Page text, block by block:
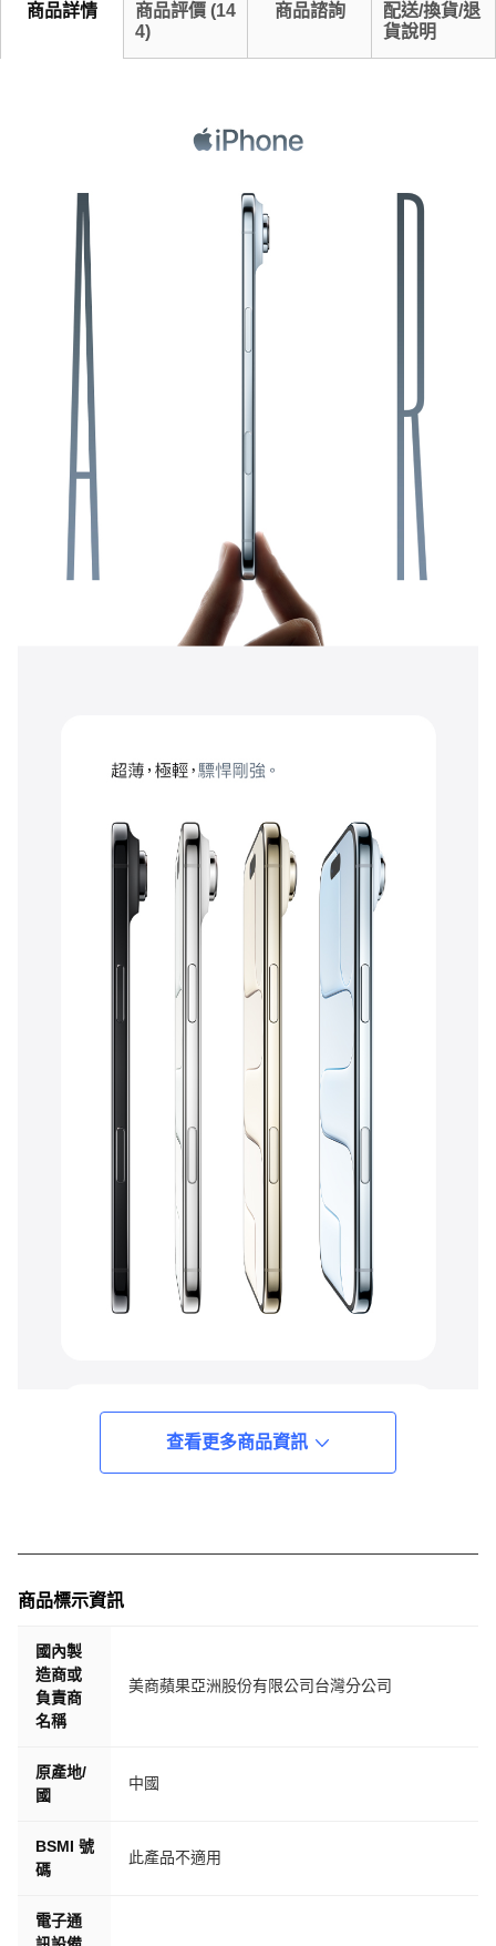
商品詳情 商品評價 (14
4)
商品諮詢
配送/換貨/退
貨說明
查看更多商品資訊
商品標示資訊
國內製
造商或
負責商
名稱
美商蘋果亞洲股份有限公司台灣分公司
原產地/
國
中國
BSMI 號
碼
此產品不適用
電子通